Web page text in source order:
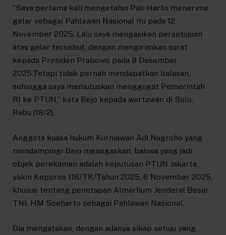
“Saya pertama kali mengetahui Pak Harto menerima
gelar sebagai Pahlawan Nasional itu pada 12
November 2025. Lalu saya mengajukan persetujuan
atas gelar tersebut, dengan mengirimkan surat
kepada Presiden Prabowo pada 8 Desember
2025.Tetapi tidak pernah mendapatkan balasan,
sehingga saya memutuskan menggugat Pemerintah
RI ke PTUN,” kata Bejo kepada wartawan di Solo,
Rabu (18/2).
Anggota kuasa hukum Kurniawan Adi Nugroho yang
mendampingi Bejo menegaskan, bahwa yang jadi
objek perekaman adalah keputusan PTUN Jakarta,
yakni Keppres 116/TK/Tahun 2025, 6 November 2025,
khusus tentang penetapan Almarhum Jenderal Besar
TNI, HM Soeharto sebagai Pahlawan Nasional.
Dia mengatakan, dengan adanya sikap setuju yang